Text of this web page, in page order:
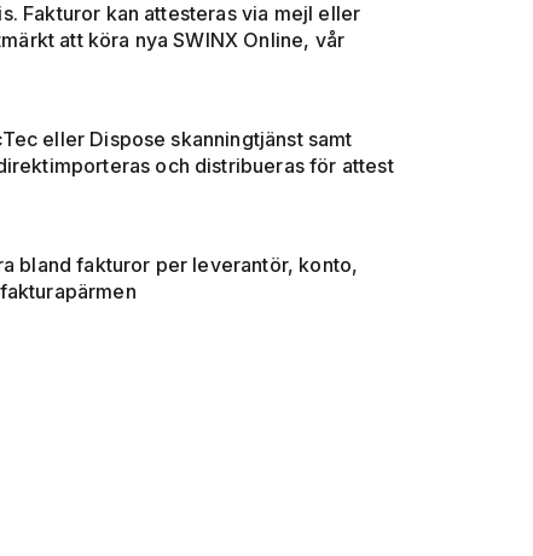
Fakturor kan attesteras via mejl eller
att köra nya SWINX Online, vår
eller Dispose skanningtjänst samt
och distribueras för attest
bland fakturor per leverantör, konto,